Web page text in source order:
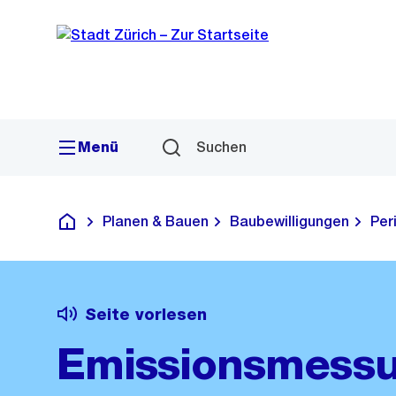
Navigation
Sprunglink
Menü Suchen
Deutsch
Planen & Bauen Baubewilligungen
Seite vorlesen